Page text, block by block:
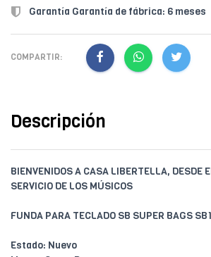
Garantía Garantía de fábrica: 6 meses
COMPARTIR:
Descripción
BIENVENIDOS A CASA LIBERTELLA, DESDE
SERVICIO DE LOS MÚSICOS
FUNDA PARA TECLADO SB SUPER BAGS
Estado: Nuevo